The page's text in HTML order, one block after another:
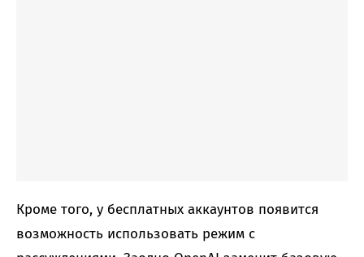
Кроме того, у бесплатных аккаунтов появится
возможность использовать режим с